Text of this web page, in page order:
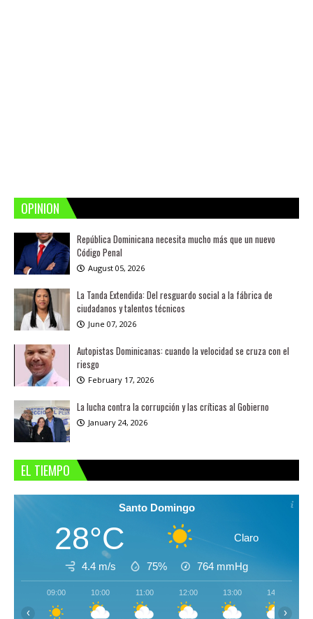
OPINION
República Dominicana necesita mucho más que un nuevo
Código Penal
August 05, 2026
La Tanda Extendida: Del resguardo social a la fábrica de
ciudadanos y talentos técnicos
June 07, 2026
Autopistas Dominicanas: cuando la velocidad se cruza con el
riesgo
February 17, 2026
La lucha contra la corrupción y las críticas al Gobierno
January 24, 2026
EL TIEMPO
Santo Domingo
28°C Claro
4.4 m/s 75% 764 mmHg
09:00 10:00 11:00 12:00 13:00 14:00
‹ ›